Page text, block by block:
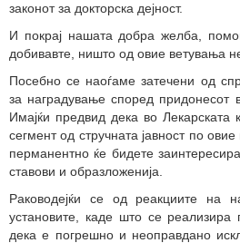
законот за докторска дејност.
И покрај нашата добра желба,
добивавте, ништо од овие ветувања
Посебно се наоѓаме затечени од
за наградување според придонесот
Имајќи предвид дека во Лекарската
сегмент од стручната јавност по
перманентно ќе бидете
ставови и образложенија.
Раководејќи се од реакциите на
установите, каде што се реализира
дека е погрешно и неоправдано